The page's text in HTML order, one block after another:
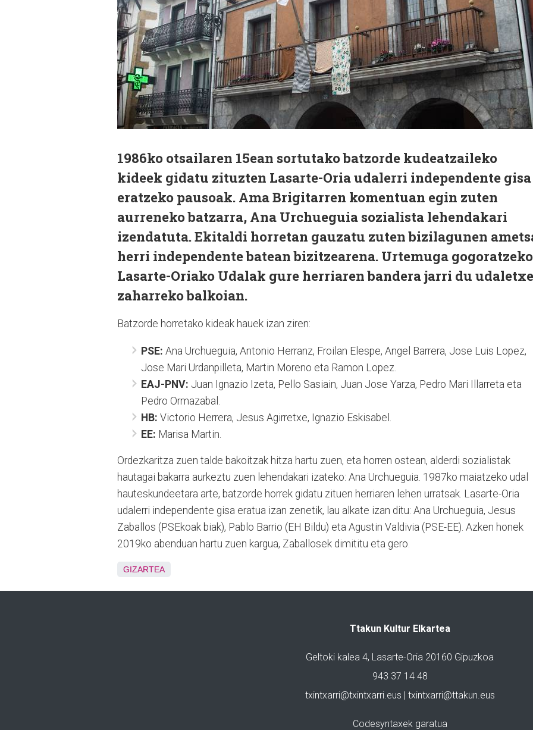
1986ko otsailaren 15ean sortutako batzorde kudeatzaileko
kideek gidatu zituzten Lasarte-Oria udalerri independente gisa
eratzeko pausoak. Ama Brigitarren komentuan egin zuten
aurreneko batzarra, Ana Urchueguia sozialista lehendakari
izendatuta. Ekitaldi horretan gauzatu zuten bizilagunen
herri independente batean bizitzearena. Urtemuga
Lasarte-Oriako Udalak gure herriaren bandera jarri du udaletxe
zaharreko balkoian.
Batzorde horretako kideak hauek izan ziren:
PSE: Ana Urchueguia, Antonio Herranz, Froilan Elespe, Angel Barrera, Jose Luis Lopez,
Jose Mari Urdanpilleta, Martin Moreno eta Ramon Lopez.
EAJ-PNV: Juan Ignazio Izeta, Pello Sasiain, Juan Jose Yarza, Pedro Mari Illarreta eta
Pedro Ormazabal.
HB: Victorio Herrera, Jesus Agirretxe, Ignazio Eskisabel.
EE: Marisa Martin.
Ordezkaritza zuen talde bakoitzak hitza hartu zuen, eta horren ostean, alderdi sozialistak
hautagai bakarra aurkeztu zuen lehendakari izateko: Ana Urchueguia. 1987ko maiatzeko udal
hauteskundeetara arte, batzorde horrek gidatu zituen herriaren lehen urratsak. Lasarte-Oria
udalerri independente gisa eratua izan zenetik, lau alkate izan ditu: Ana Urchueguia, Jesus
Zaballos (PSEkoak biak), Pablo Barrio (EH Bildu) eta Agustin Valdivia (PSE-EE). Azken honek
2019ko abenduan hartu zuen kargua, Zaballosek dimititu eta gero.
GIZARTEA
Ttakun Kultur Elkartea
Geltoki kalea 4, Lasarte-Oria 20160 Gipuzkoa
943 37 14 48
txintxarri@txintxarri.eus | txintxarri@ttakun.eus
Codesyntaxek garatua